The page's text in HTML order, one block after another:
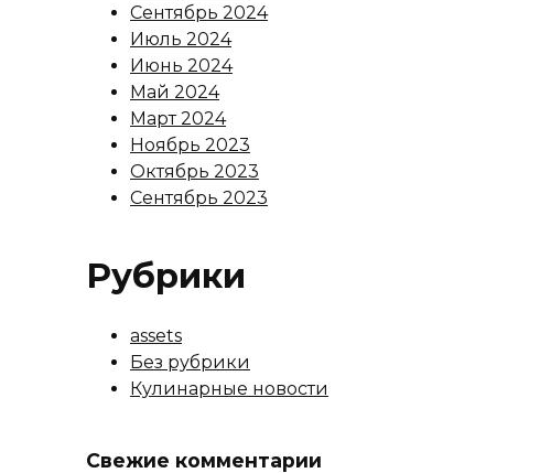
Сентябрь 2024
Июль 2024
Июнь 2024
Май 2024
Март 2024
Ноябрь 2023
Октябрь 2023
Сентябрь 2023
Рубрики
assets
Без рубрики
Кулинарные новости
Свежие комментарии